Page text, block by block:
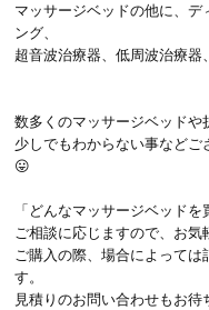
マッサージベッドの他に、
ング、
超音波治療器、低周波治療器
数多くのマッサージベッドや
少しでもわからない事など
😛
「どんなマッサージベッド
ご相談に応じますので、お気
ご購入の際、場合によって
す。
見積りのお問い合わせもお待